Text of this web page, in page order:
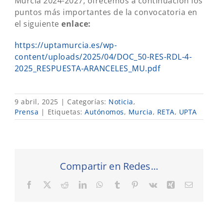
puntos más importantes de la convocatoria en
el siguienteenlace:
https://uptamurcia.es/wp-
content/uploads/2025/04/DOC_50-RES-RDL-4-
2025_RESPUESTA-ARANCELES_MU.pdf
9 abril, 2025 | Categorías: Noticia,
Prensa | Etiquetas: Autónomos, Murcia, RETA, UPTA
Compartir en Redes...
Facebook RedditLinkedInWhatsApp
Tumblr Pinterest
Vk XingCorreo